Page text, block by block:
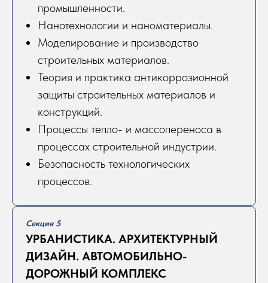
промышленности.
Нанотехнологии и наноматериалы.
Моделирование и производство
строительных материалов.
Теория и практика антикоррозионной
защиты строительных материалов и
конструкций.
Процессы тепло- и массопереноса в
процессах строительной индустрии.
Безопасность технологических
процессов.
Секция 5
УРБАНИСТИКА. АРХИТЕКТУРНЫЙ
ДИЗАЙН. АВТОМОБИЛЬНО-
ДОРОЖНЫЙ КОМПЛЕКС